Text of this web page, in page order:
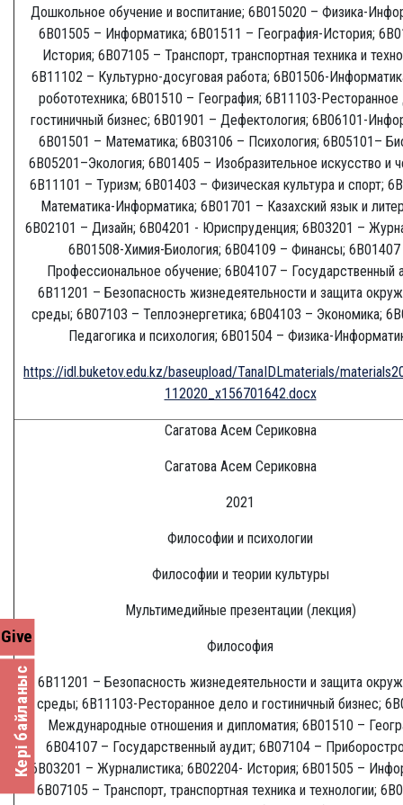
Кері байланыс
Give
Дошкольное обучение и воспитание; 6В015020 – Физика-
6В01505 – Информатика; 6В01511 – География-История;
История; 6В07105 – Транспорт, транспортная техника и
6В11102 – Культурно-досуговая работа; 6B01506-
робототехника; 6В01510 – География; 6B11103-
гостиничный бизнес; 6В01901 – Дефектология; 6В06101-
6В01501 – Математика; 6В03106 – Психология; 6В05101–
6В05201–Экология; 6В01405 – Изобразительное искусство и
6В11101 – Туризм; 6В01403 – Физическая культура и спорт;
Математика-Информатика; 6В01701 – Казахский язык и
6В02101 – Дизайн; 6В04201 - Юриспруденция; 6В03201 –
6B01508-Химия-Биология; 6В04109 – Финансы;
Профессиональное обучение; 6В04107 – Государственный
6В11201 – Безопасность жизнедеятельности и защита
среды; 6В07103 – Теплоэнергетика; 6В04103 – Экономика;
Педагогика и психология; 6В01504 – Физика-
https://idl.buketov.edu.kz/baseupload/TanaIDLmaterials/
112020_x156701642.docx
Сагатова Асем Сериковна
Сагатова Асем Сериковна
2021
Философии и психологии
Философии и теории культуры
Мультимедийные презентации (лекция)
Философия
6В11201 – Безопасность жизнедеятельности и защита
среды; 6B11103-Ресторанное дело и гостиничный бизнес;
Международные отношения и дипломатия; 6В01510 –
6В04107 – Государственный аудит; 6В07104 –
6В03201 – Журналистика; 6B02204- История; 6В01505 –
6В07105 – Транспорт, транспортная техника и технологии;